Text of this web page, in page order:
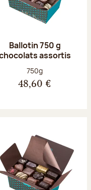
Ballotin 750 g
assortis
Poids net :
750g
48,60 €